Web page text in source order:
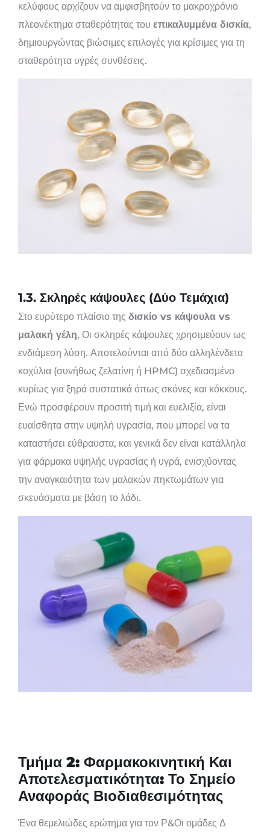
κελύφους αρχίζουν να αμφισβητούν το μακροχρόνιο
πλεονέκτημα σταθερότητας του επικαλυμμένα δισκία,
δημιουργώντας βιώσιμες επιλογές για κρίσιμες για τη
σταθερότητα υγρές συνθέσεις.
1.3. Σκληρές κάψουλες (Δύο Τεμάχια)
Στο ευρύτερο πλαίσιο της δισκίο vs κάψουλα vs
μαλακή γέλη, Οι σκληρές κάψουλες χρησιμεύουν ως
ενδιάμεση λύση. Αποτελούνται από δύο αλληλένδετα
κοχύλια (συνήθως ζελατίνη ή HPMC) σχεδιασμένο
κυρίως για ξηρά συστατικά όπως σκόνες και κόκκους.
Ενώ προσφέρουν προσιτή τιμή και ευελιξία, είναι
ευαίσθητα στην υψηλή υγρασία, που μπορεί να τα
καταστήσει εύθραυστα, και γενικά δεν είναι κατάλληλα
για φάρμακα υψηλής υγρασίας ή υγρά, ενισχύοντας
την αναγκαιότητα των μαλακών πηκτωμάτων για
σκευάσματα με βάση το λάδι.
Τμήμα 2: Φαρμακοκινητική Και
Αποτελεσματικότητα: Το Σημείο
Αναφοράς Βιοδιαθεσιμότητας
Ένα θεμελιώδες ερώτημα για τον Ρ&Οι ομάδες Δ